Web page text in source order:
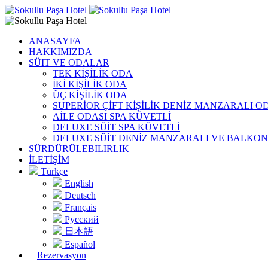
ANASAYFA
HAKKIMIZDA
SÜIT VE ODALAR
TEK KİŞİLİK ODA
İKİ KİŞİLİK ODA
ÜÇ KİŞİLİK ODA
SUPERİOR ÇİFT KİŞİLİK DENİZ MANZARALI
AİLE ODASI SPA KÜVETLİ
DELUXE SÜİT SPA KÜVETLİ
DELUXE SÜİT DENİZ MANZARALI VE
SÜRDÜRÜLEBILIRLIK
İLETİŞİM
Türkçe
English
Deutsch
Français
Русский
日本語
Español
Rezervasyon